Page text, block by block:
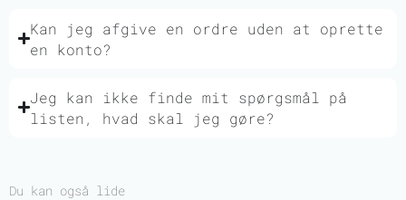
Kan jeg afgive en ordre uden at oprette
en konto?
Jeg kan ikke finde mit spørgsmål på
listen, hvad skal jeg gøre?
Du kan også lide